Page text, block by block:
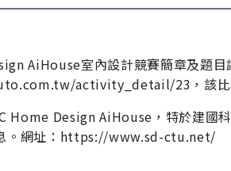
AiHouse室內設計競賽簡章及題目
activity_detail/23，該比
Home Design AiHouse，特於建國
。網址：https://www.sd-ctu.net/